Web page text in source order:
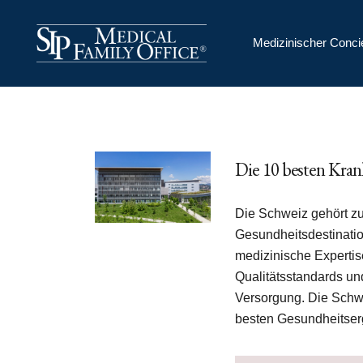
Medizinischer
Die 10 besten
Die Schweiz gehört
medizinische
Qualitätsstandards
Versorgung. Die
besten